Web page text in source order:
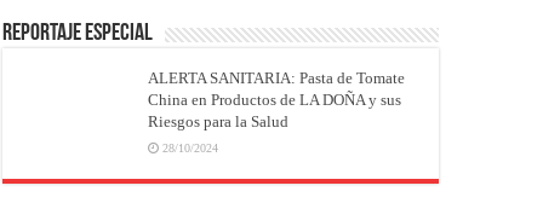
REPORTAJE ESPECIAL
ALERTA SANITARIA: Pasta de Tomate
China en Productos de LA DOÑA y sus
Riesgos para la Salud
28/10/2024